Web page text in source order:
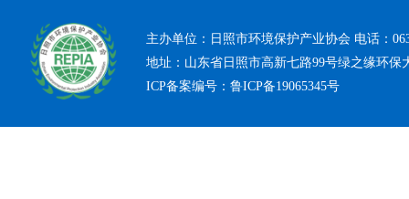
主办单位：日照市环境保护产业协会 电话：
地址：山东省日照市高新七路99号绿之缘环保
ICP备案编号： 鲁ICP备19065345号